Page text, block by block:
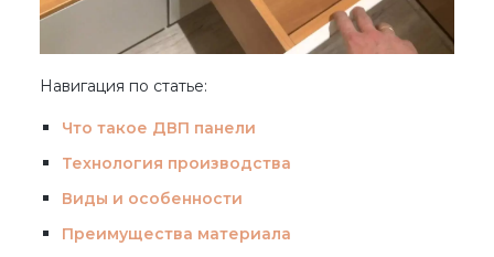
Навигация по статье:
Что такое ДВП панели
Технология производства
Виды и особенности
Преимущества материала